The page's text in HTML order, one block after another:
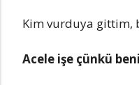
Kim vurduya gittim,
Acеlе işе çünkü